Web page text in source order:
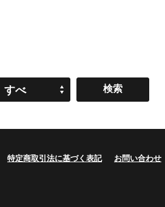
すべ
特定商取引法に基づく表記 お問い合わせ